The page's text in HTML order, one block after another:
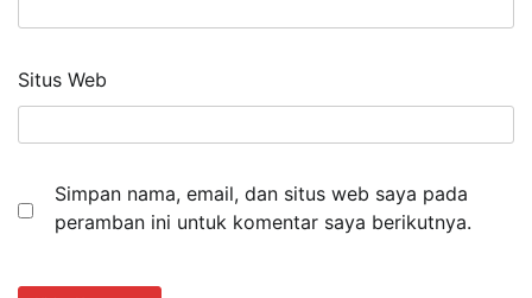
Situs Web
Simpan nama, email, dan situs web saya pada
peramban ini untuk komentar saya berikutnya.